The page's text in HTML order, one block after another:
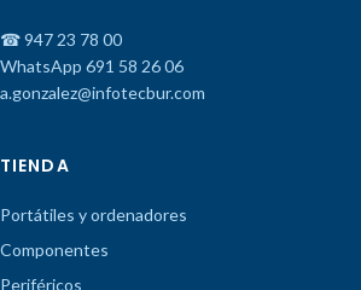
☎ 947 23 78 00
WhatsApp 691 58 26 06
a.gonzalez@infotecbur.com
TIENDA
Portátiles y ordenadores
Componentes
Periféricos